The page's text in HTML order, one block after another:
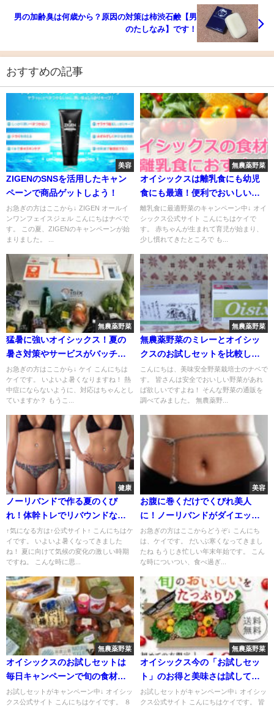
男の加齢臭は何歳から？原因の対策は柿渋石鹸【男
のたしなみ】です！
おすすめの記事
美容
ZIGENのSNSを活用したキャン
ペーンで商品ゲットしよう！
お急ぎの方はここから↓ ZIGEN オールイ
ンワンフェイスジェル こんにちはナベで
す。 この夏、ZIGENのキャンペーンが始
まりました。 ...
無農薬野菜
オイシックスは離乳食にも幼児
食にも最適！便利でおいしいを
紹介！
離乳食に最適野菜のキャンペーン中↓ オイ
シックス公式サイト こんにちはケイで
す。 赤ちゃんが生まれて育児が始まり、
少し慣れてきたところで も...
無農薬野菜
猛暑に強いオイシックス！夏の
暑さ対策やサービスがバッチ
リ！
お急ぎの方はここから↓ ケイ こんにちは
ケイです。 いよいよ暑くなりますね！ 熱
中症にならないように、対応はちゃんとし
ていますか？ もうこ...
無農薬野菜
無農薬野菜のミレーとオイシッ
クスのお試しセットを比較し
た！
こんにちは、美味安全野菜栽培士のナベで
す。 皆さんは安全でおいしい野菜があれ
ば欲しいですよね！ そんな野菜の通販を
調べてみました。 無農薬野...
健康
ノーリバンドで作る夏のくび
れ！体幹トレでリバウンドな
し！
↑気になる方は↑公式サイト↑ こんにちはケ
イです。 いよいよ暑くなってきました
ね！ 夏に向けて気候の変化の激しい時期
ですね。 こんな時に思...
美容
お腹に巻くだけでくびれ美人
に！ノーリバンドがダイエット
効果！
お急ぎの方はここからどうぞ↓ こんにち
は、ケイです。 だいぶ寒くなってきまし
たね もうじき忙しい年末年始です。 こん
な時についつい、食べ過ぎ...
無農薬野菜
オイシックスのお試しセットは
毎日キャンペーンで旬の食材が
格安で！
お試しセットがキャンペーン中↓ オイシッ
クス公式サイト こんにちはケイです。 ８
無農薬野菜
オイシックス今の「お試しセッ
ト」のお得と美味さは試して分
かった！
お試しセットがキャンペーン中↓ オイシッ
クス公式サイト こんにちはケイです。 皆